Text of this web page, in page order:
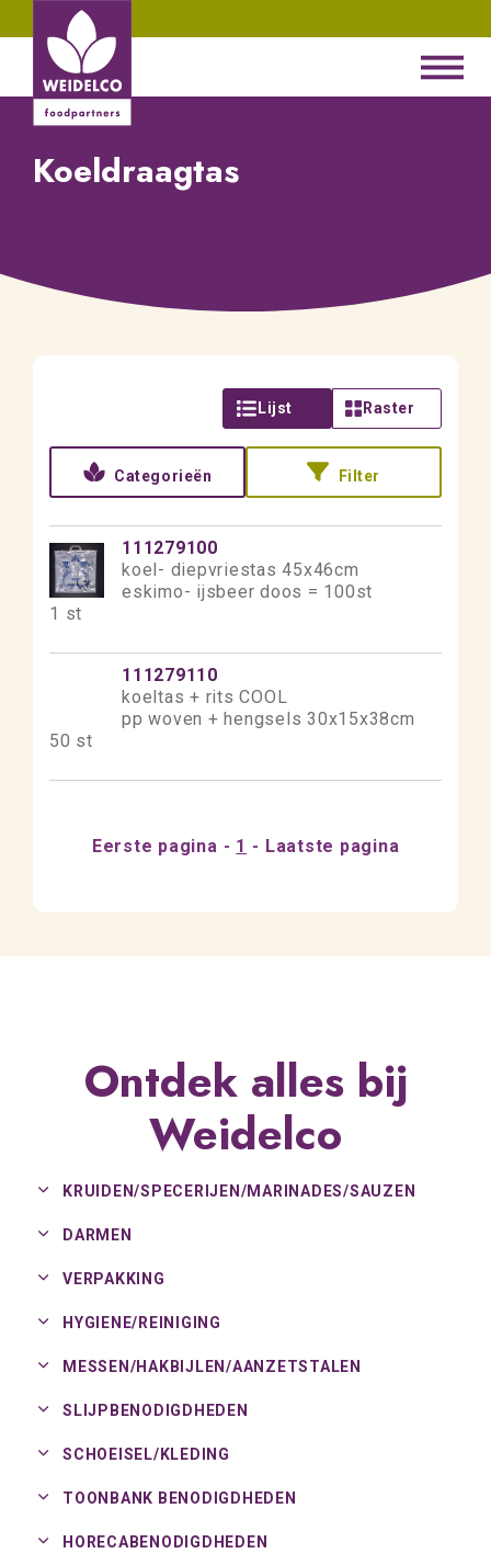
Koeldraagtas
Lijst Raster
Categorieën Filter
111279100
koel- diepvriestas 45x46cm
eskimo- ijsbeer doos = 100st
1 st
111279110
koeltas + rits COOL
pp woven + hengsels 30x15x38cm
50 st
Eerste pagina 1 Laatste pagina
Ontdek alles bij
Weidelco
KRUIDEN/SPECERIJEN/MARINADES/SAUZEN
DARMEN
VERPAKKING
HYGIENE/ REINIGING
MESSEN/HAKBIJLEN/AANZETSTALEN
SLIJPBENODIGDHEDEN
SCHOEISEL/ KLEDING
TOONBANK BENODIGDHEDEN
HORECABENODIGDHEDEN